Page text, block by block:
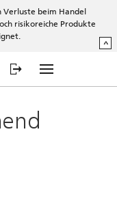
Verluste beim Handel
risikoreiche Produkte
^